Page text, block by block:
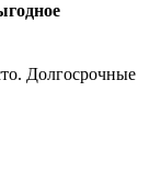
Долгосрочные